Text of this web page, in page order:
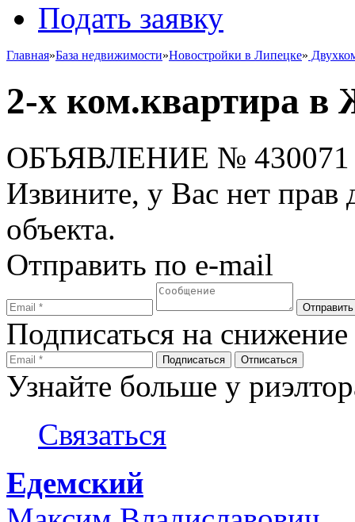
Подать заявку
Главная»База недвижимости»Новостройки в Липецке»
2-х ком.квартира
ОБЪЯВЛЕНИЕ № 430071
Извините, у Вас нет прав
объекта.
Отправить по e-mail
Подписаться на
Узнайте больше у
Связаться
Едемский